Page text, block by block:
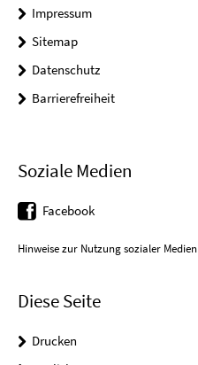
Impressum
Sitemap
Datenschutz
Barrierefreiheit
Soziale Medien
Facebook
Hinweise zur Nutzung sozialer Medien
Diese Seite
Drucken